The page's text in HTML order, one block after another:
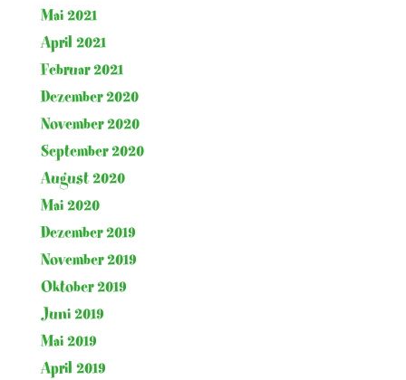
Mai 2021
April 2021
Februar 2021
Dezember 2020
November 2020
September 2020
August 2020
Mai 2020
Dezember 2019
November 2019
Oktober 2019
Juni 2019
Mai 2019
April 2019